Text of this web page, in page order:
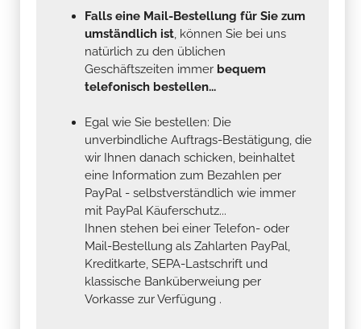
Falls eine Mail-Bestellung für Sie zum
umständlich ist, können Sie bei uns
natürlich zu den üblichen
Geschäftszeiten immer bequem
telefonisch bestellen...
Egal wie Sie bestellen: Die
unverbindliche Auftrags-Bestätigung, die
wir Ihnen danach schicken, beinhaltet
eine Information zum Bezahlen per
PayPal - selbstverständlich wie immer
mit PayPal Käuferschutz...
Ihnen stehen bei einer Telefon- oder
Mail-Bestellung als Zahlarten PayPal,
Kreditkarte, SEPA-Lastschrift und
klassische Banküberweiung per
Vorkasse zur Verfügung .